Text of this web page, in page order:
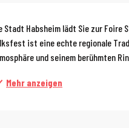
Stadt Habsheim lädt Sie zur Foire
ist eine echte regionale
und seinem berühmten
Mehr anzeigen